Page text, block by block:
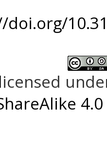
doi.org/